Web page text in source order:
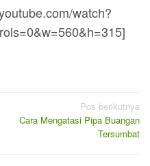
watch?
Pos berikutnya
Cara Mengatasi Pipa Buangan
Tersumbat